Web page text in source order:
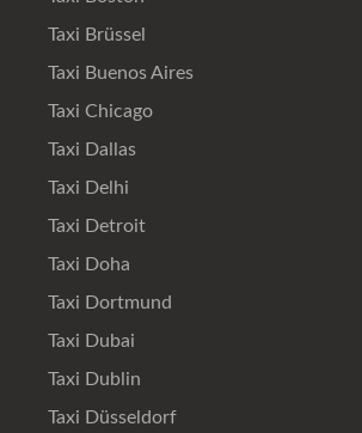
Taxi Brüssel
Taxi Buenos Aires
Taxi Chicago
Taxi Dallas
Taxi Delhi
Taxi Detroit
Taxi Doha
Taxi Dortmund
Taxi Dubai
Taxi Dublin
Taxi Düsseldorf